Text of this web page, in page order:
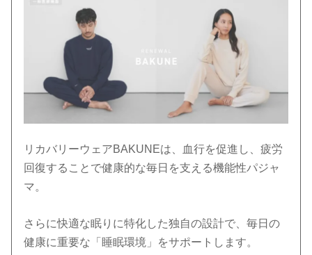
リカバリーウェアBAKUNEは、血行を促進し、疲労
回復することで健康的な毎日を支える機能性パジャ
マ。
さらに快適な眠りに特化した独自の設計で、毎日の
健康に重要な「睡眠環境」をサポートします。